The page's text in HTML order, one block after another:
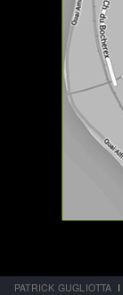
PATRICK GUGLIOTTA I